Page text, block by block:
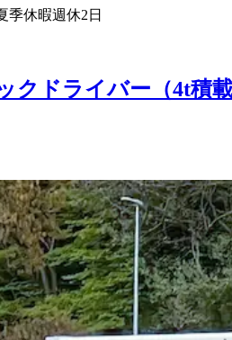
季休暇週休2日
クドライバー（4t積